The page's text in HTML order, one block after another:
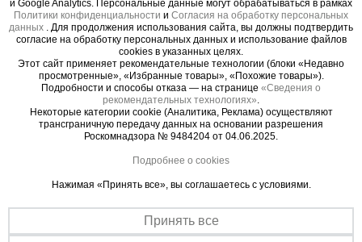
проходит в узкие проёмы, коридоры и тротуары,
не создавая помех вокруг. Прочная стальная
конструкция из труб диаметром 42 мм с
усиленным полимерным покрытием защищена от
коррозии и механических повреждений,
обеспечивая долговечность даже при
интенсивной эксплуатации.
Вышка оснащена винтовыми домкратами для
устойчивой установки на неровных поверхностях
и надёжными ограждениями для максимальной
безопасности. Четыре обрезиненных колеса
позволяют легко перемещать конструкцию по
объекту. Сборка осуществляется по принципу
и Google Analytics. Персональные данные могут обрабатываться в рамках
Политики конфиденциальности и Согласия на обработку персональных
данных
. Для продолжения использования сайта, вы должны подтвердить
согласие на обработку персональных данных и использование файлов
cookies в указанных целях.
Этот сайт применяет рекомендательные технологии (блоки «Недавно
просмотренные», «Избранные товары», «Похожие товары»).
Подробности и способы отказа — на странице «Сведения о
рекомендательных технологиях»
Некоторые категории cookie (Аналитика, Реклама) осуществляют
трансграничную передачу данных на основании разрешения
Роскомнадзора № 9484204 от 04.06.2025.
Подробнее о cookies
Нажимая «Принять все», вы соглашаетесь с условиями.
Принять все